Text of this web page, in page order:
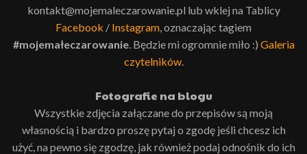
kontakt@mojemaleczarowanie.pl lub wklej na Tablicy
Facebook / Instagram , oznaczając tagiem
#mojemałeczarowanie. Będzie mi ogromnie miło :) Galeria
czytelników.
Fotografie na blogu
Wszystkie zdjęcia załączane do przepisów są moją
własnością i bardzo proszę pytaj o zgodę jeśli chcesz ich
użyć, na pewno się zgodzę, jak również podaj odnośnik do ich